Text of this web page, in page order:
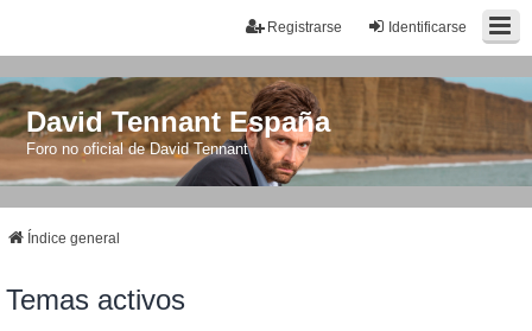
Identificarse
Registrarse
David Tennant España
Foro no oficial de David Tennant
Índice general
Temas activos